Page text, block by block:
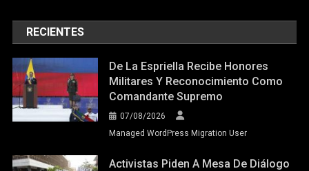
RECIENTES
De La Espriella Recibe Honores
Militares Y Reconocimiento Como
Comandante Supremo
07/08/2026
Managed WordPress Migration User
Activistas Piden A Mesa De Diálogo